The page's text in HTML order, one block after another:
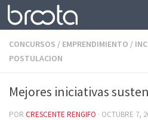
Saltar al contenido
CONCURSOS / EMPRENDIMIENTO /
POSTULACION
Mejores iniciativas
POR CRESCENTE RENGIFO · OCTUBRE 7,